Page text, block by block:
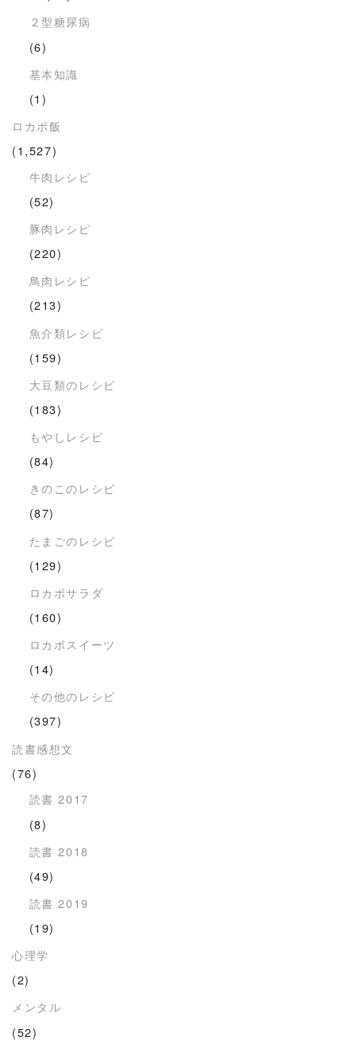
２型糖尿病
(6)
基本知識
(1)
ロカボ飯
(1,527)
牛肉レシピ
(52)
豚肉レシピ
(220)
鳥肉レシピ
(213)
魚介類レシピ
(159)
大豆類のレシピ
(183)
もやしレシピ
(84)
きのこのレシピ
(87)
たまごのレシピ
(129)
ロカボサラダ
(160)
ロカボスイーツ
(14)
その他のレシピ
(397)
読書感想文
(76)
読書 2017
(8)
読書 2018
(49)
読書 2019
(19)
心理学
(2)
メンタル
(52)